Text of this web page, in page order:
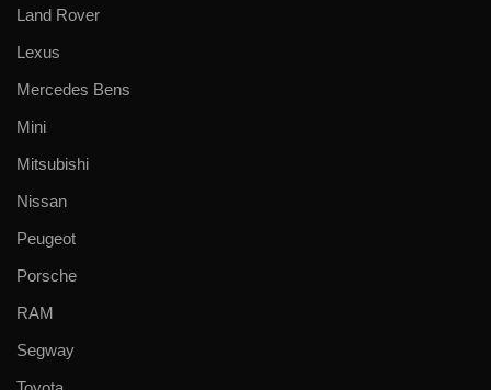
Land Rover
Lexus
Mercedes Bens
Mini
Mitsubishi
Nissan
Peugeot
Porsche
RAM
Segway